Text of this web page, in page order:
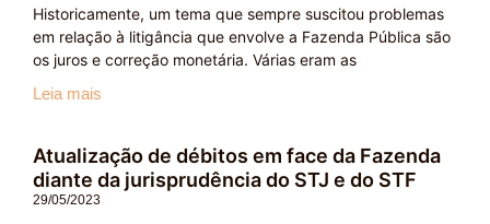
Historicamente, um tema que sempre suscitou problemas
em relação à litigância que envolve a Fazenda Pública são
os juros e correção monetária. Várias eram as
Leia mais
Atualização de débitos em face da Fazenda
diante da jurisprudência do STJ e do STF
29/05/2023